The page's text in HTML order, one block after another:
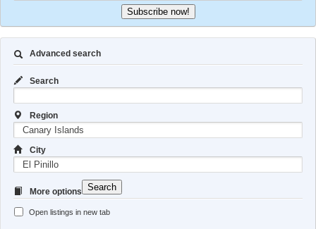
Subscribe now!
Advanced search
Search
Region
City
More options
Open listings in new tab
Search